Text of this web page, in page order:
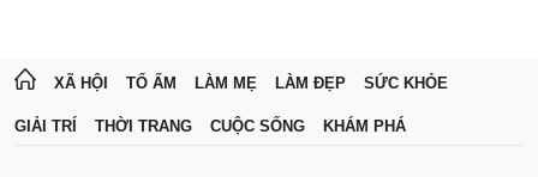
XÃ HỘI TỔ ẤM LÀM MẸ LÀM ĐẸP SỨC KHỎE
GIẢI TRÍ THỜI TRANG CUỘC SỐNG KHÁM PHÁ